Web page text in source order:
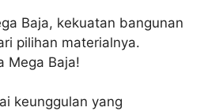
Baja, kekuatan bangunan
pilihan materialnya.
Mega Baja!
keunggulan yang